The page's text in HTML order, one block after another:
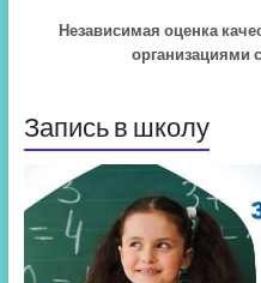
Независимая оценка
организациями
Запись в школу